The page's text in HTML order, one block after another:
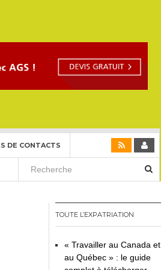
DE CONTACTS
TOUTE L’EXPATRIATION
« Travailler au Canada et
au Québec » : le guide